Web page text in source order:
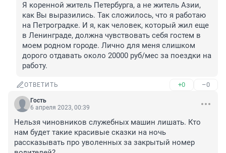
Я коренной житель Петербурга, а не житель Азии,
как Вы выразились. Так сложилось, что я работаю
на Петроградке. И я, как человек, который жил еще
в Ленинграде, должна чувствовать себя гостем в
моем родном городе. Лично для меня слишком
дорого отдавать около 20000 руб/мес за поездки на
работу.
ОТВЕТИТЬ +0 –0
Гость
6 апреля 2023, 00:39
Нельзя чиновников служебных машин лишать. Кто
нам будет такие красивые сказки на ночь
рассказывать про уволенных за закрытый номер